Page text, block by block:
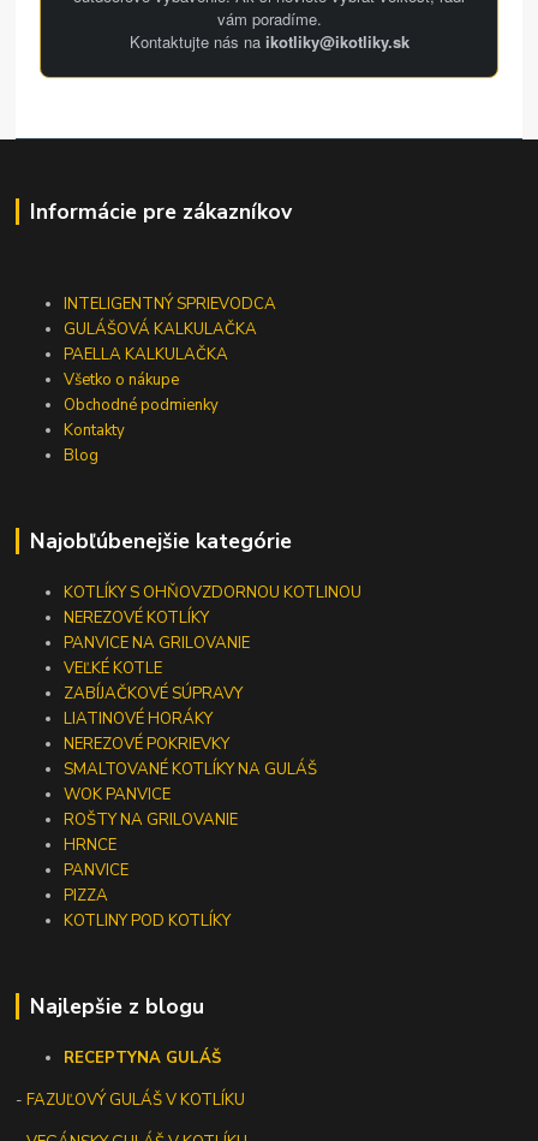
vám poradíme.
Kontaktujte nás na ikotliky@ikotliky.sk
Informácie pre zákazníkov
INTELIGENTNÝ SPRIEVODCA
GULÁŠOVÁ KALKULAČKA
PAELLA KALKULAČKA
Všetko o nákupe
Obchodné podmienky
Kontakty
Blog
Najobľúbenejšie kategórie
KOTLÍKY S OHŇOVZDORNOU KOTLINOU
NEREZOVÉ KOTLÍKY
PANVICE NA GRILOVANIE
VEĽKÉ KOTLE
ZABÍJAČKOVÉ SÚPRAVY
LIATINOVÉ HORÁKY
NEREZOVÉ POKRIEVKY
SMALTOVANÉ KOTLÍKY NA GULÁŠ
WOK PANVICE
ROŠTY NA GRILOVANIE
HRNCE
PANVICE
PIZZA
KOTLINY POD KOTLÍKY
Najlepšie z blogu
RECEPTYNA GULÁŠ
-FAZUĽOVÝ GULÁŠ V KOTLÍKU